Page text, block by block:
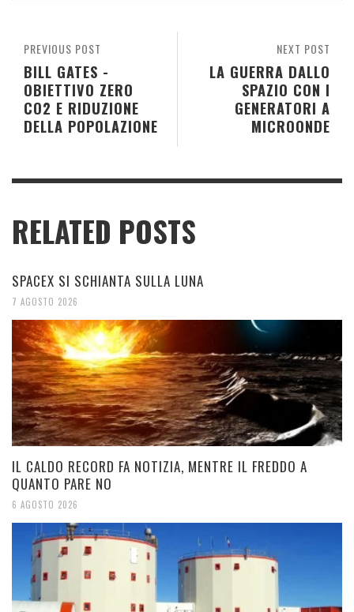
NEXT POST
LA GUERRA DALLO
SPAZIO CON I
GENERATORI A
MICROONDE
PREVIOUS POST
BILL GATES -
OBIETTIVO ZERO
CO2 E RIDUZIONE
DELLA POPOLAZIONE
RELATED POSTS
SPACEX SI SCHIANTA SULLA LUNA
7 AGOSTO 2026
IL CALDO RECORD FA NOTIZIA, MENTRE IL FREDDO A
QUANTO PARE NO
6 AGOSTO 2026